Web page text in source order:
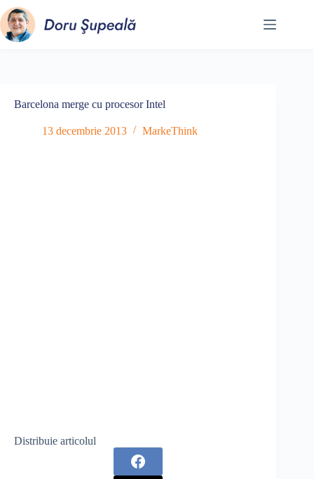
Sari
la
conținut
Barcelona merge cu procesor Intel
13 decembrie 2013 MarkeThink
Distribuie articolul